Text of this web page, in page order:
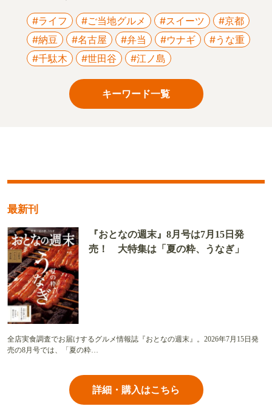
#ライフ #ご当地グルメ #スイーツ
#京都
#納豆
#名古屋 #弁当 #ウナギ
#うな重
#千駄木
#世田谷 #江ノ島
キーワード一覧
最新刊
『おとなの週末』8月号は7月15日発
売！ 大特集は「夏の粋、うなぎ」
全店実食調査でお届けするグルメ情報誌『おとなの週末』。2026年7月15日発
売の8月号では、「夏の粋…
詳細・購入はこちら